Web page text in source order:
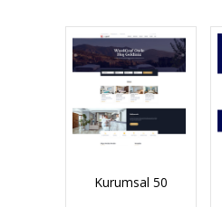
Kurumsal 50